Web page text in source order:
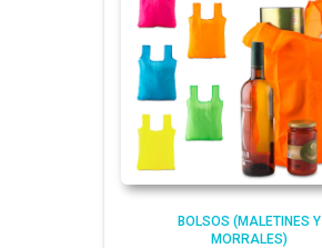
BOLSOS (MALETINES Y
MORRALES)